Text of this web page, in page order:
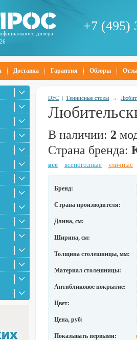
дилера
+7 (495)
Доставка Гарантия Обзоры
DFC | Теннисные столы →
В наличии: 2
Страна бренда:
все всепогодные уличные
Бренд:
Страна производителя:
Длина, см:
Ширина, см:
Толщина столешницы, мм:
Материал столешницы:
Антибликовое покрытие:
Цвет:
Цена, руб:
Показывать первыми: